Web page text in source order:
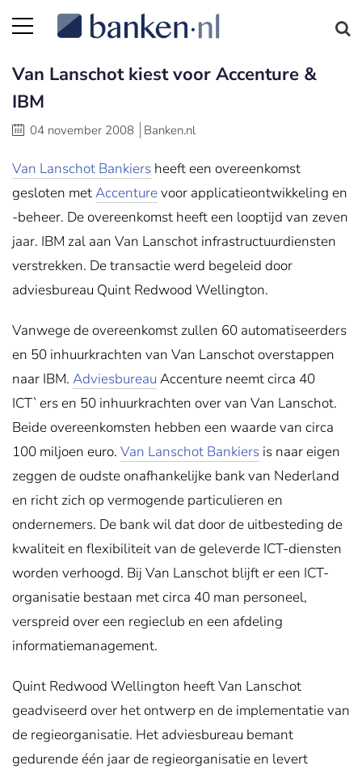
Van Lanschot kiest voor Accenture &
IBM
04 november 2008 Banken.nl
Van Lanschot Bankiers heeft een overeenkomst
gesloten metAccenturevoor applicatieontwikkeling en
-beheer. De overeenkomst heeft een looptijd van zeven
jaar. IBM zal aan Van Lanschot infrastructuurdiensten
verstrekken. De transactie werd begeleid door
adviesbureau Quint Redwood Wellington.
Vanwege de overeenkomst zullen 60 automatiseerders
en 50 inhuurkrachten van Van Lanschot overstappen
naar IBM. Adviesbureau Accenture neemt circa 40
ICT`ers en 50 inhuurkrachten over van Van Lanschot.
Beide overeenkomsten hebben een waarde van circa
100 miljoen euro. Van Lanschot Bankiers is naar eigen
zeggen de oudste onafhankelijke bank van Nederland
en richt zich op vermogende particulieren en
ondernemers. De bank wil dat door de uitbesteding de
kwaliteit en flexibiliteit van de geleverde ICT-diensten
worden verhoogd. Bij Van Lanschot blijft er een ICT-
organisatie bestaan met circa 40 man personeel,
verspreid over een regieclub en een afdeling
informatiemanagement.
Quint Redwood Wellington heeft Van Lanschot
geadviseerd over het ontwerp en de implementatie van
de regieorganisatie. Het adviesbureau bemant
gedurende één jaar de regieorganisatie en levert